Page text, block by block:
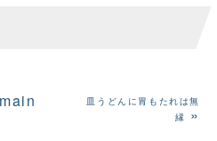
main
皿うどんに胃もたれは無
縁 »